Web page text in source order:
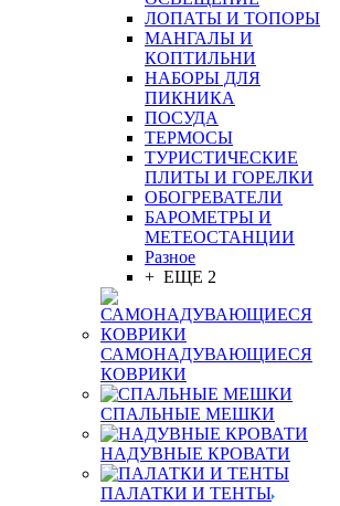
ЛОПАТЫ И ТОПОРЫ
МАНГАЛЫ И
КОПТИЛЬНИ
НАБОРЫ ДЛЯ
ПИКНИКА
ПОСУДА
ТЕРМОСЫ
ТУРИСТИЧЕСКИЕ
ПЛИТЫ И ГОРЕЛКИ
ОБОГРЕВАТЕЛИ
БАРОМЕТРЫ И
МЕТЕОСТАНЦИИ
Разное
+ ЕЩЕ 2
САМОНАДУВАЮЩИЕСЯ
КОВРИКИ
СПАЛЬНЫЕ МЕШКИ
НАДУВНЫЕ КРОВАТИ
ПАЛАТКИ И ТЕНТЫ